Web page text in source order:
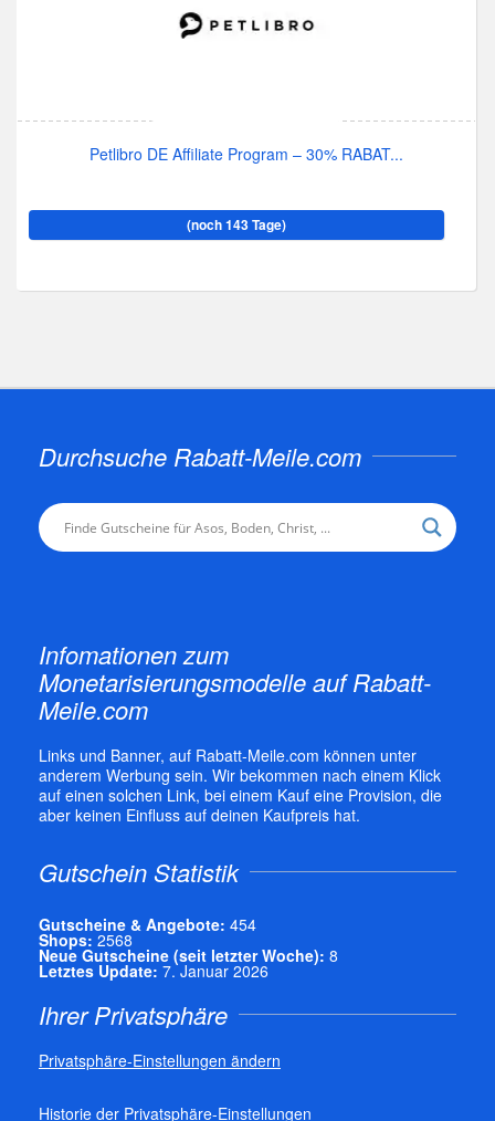
Petlibro DE Affiliate Program – 30% RABAT...
(noch 143 Tage)
Durchsuche Rabatt-Meile.com
Infomationen zum
Monetarisierungsmodelle auf Rabatt-
Meile.com
Links und Banner, auf Rabatt-Meile.com können unter
anderem Werbung sein. Wir bekommen nach einem Klick
auf einen solchen Link, bei einem Kauf eine Provision, die
aber keinen Einfluss auf deinen Kaufpreis hat.
Gutschein Statistik
Gutscheine & Angebote: 454
Shops: 2568
Neue Gutscheine (seit letzter Woche): 8
Letztes Update: 7. Januar 2026
Ihrer Privatsphäre
Privatsphäre-Einstellungen ändern
Historie der Privatsphäre-Einstellungen